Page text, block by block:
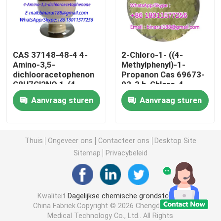
Agrochemische Tussenpersonen
Organische basischemische stoffen
Farmaceutische Grondstoffen
Dierenvoeradditieven
Cosmetische toevoegingen
Glaslaboratoriumflessen
CAS 37148-48-4 4-
Amino-3,5-
dichlooracetophenon
C8H7Cl2NO 1-(4-
Amino-3,5-
dichloorfenyl)
ethanoon
Aanvraag sturen
2-Chloro-1- ((4-
Methylphenyl)-1-
Propanon Cas 69673-
92-3 b-Chloro-4-
methylpropiophenon
Aanvraag sturen
Thuis Ongeveer ons Contacteer ons
Desktop Site
Sitemap
Privacybeleid
Kwaliteit Dagelijkse chemische grondstoffen
China Fabriek.Copyright © 2026 Chengdu Binarui
Medical Technology Co., Ltd.. All Rights